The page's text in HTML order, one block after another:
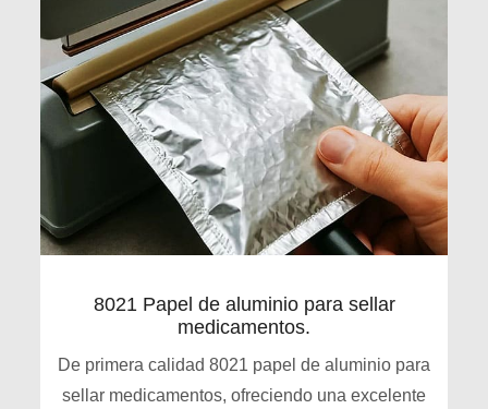
8021 Papel de aluminio para sellar
medicamentos.
De primera calidad 8021 papel de aluminio para
sellar medicamentos, ofreciendo una excelente